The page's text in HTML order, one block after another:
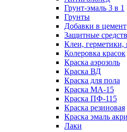
Грунт-эмаль 3 в 1
Грунты
Добавки в цемент
Защитные
Клеи, герметики,
Колеровка красок
Краска аэрозоль
Краска ВД
Краска для пола
Краска МА-15
Краска ПФ-115
Краска резиновая
Краска эмаль
Лаки